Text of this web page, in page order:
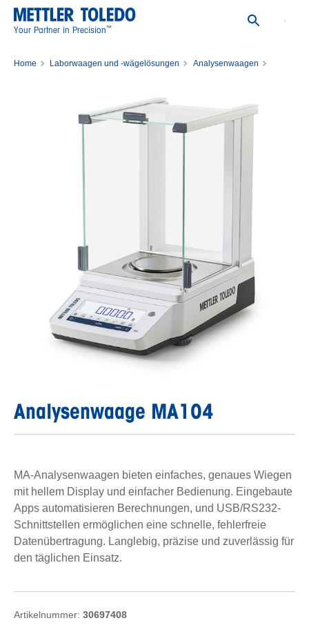
Your Partner in Precision™
Home Laborwaagen und -wägelösungen
Analysenwaagen
Analysenwaage MA104
MA-Analysenwaagen bieten einfaches, genaues Wiegen
mit hellem Display und einfacher Bedienung. Eingebaute
Apps automatisieren Berechnungen, und USB/RS232-
Schnittstellen ermöglichen eine schnelle, fehlerfreie
Datenübertragung. Langlebig, präzise und zuverlässig für
den täglichen Einsatz.
Artikelnummer: 30697408